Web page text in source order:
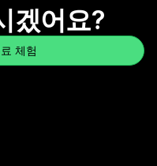
겠어요?
체험